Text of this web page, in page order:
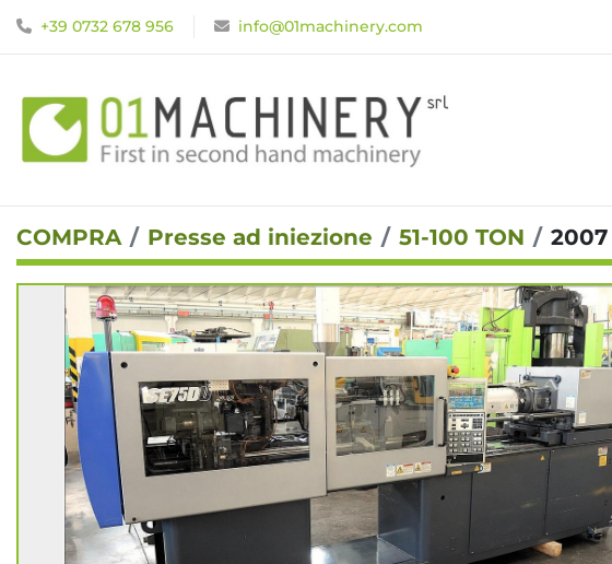
+39 0732 678 956 info@01machinery.com
COMPRA Presse ad iniezione 51-100 TON 2007